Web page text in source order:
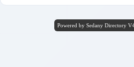
Powered by Sedany Directory